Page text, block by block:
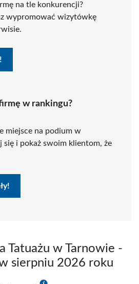
na tle konkurencji?
wypromować wizytówkę
w rankingu?
miejsce na podium w
się i pokaż swoim klientom, że
Tatuażu w Tarnowie -
sierpniu 2026 roku